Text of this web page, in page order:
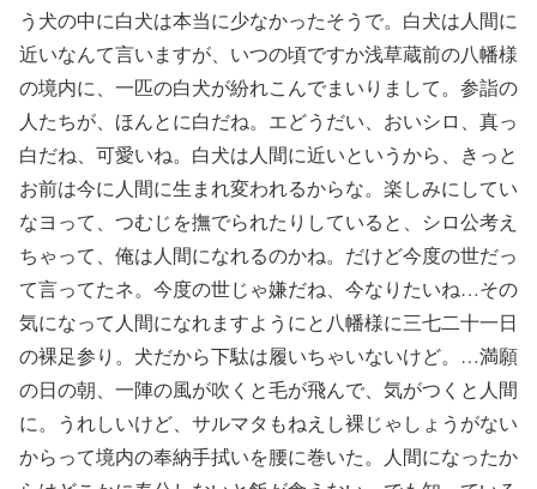
う犬の中に白犬は本当に少なかったそうで。白犬は人間に
近いなんて言いますが、いつの頃ですか浅草蔵前の八幡様
の境内に、一匹の白犬が紛れこんでまいりまして。参詣の
人たちが、ほんとに白だね。エどうだい、おいシロ、真っ
白だね、可愛いね。白犬は人間に近いというから、きっと
お前は今に人間に生まれ変われるからな。楽しみにしてい
なヨって、つむじを撫でられたりしていると、シロ公考え
ちゃって、俺は人間になれるのかね。だけど今度の世だっ
て言ってたネ。今度の世じゃ嫌だね、今なりたいね…その
気になって人間になれますようにと八幡様に三七二十一日
の裸足参り。犬だから下駄は履いちゃいないけど。…満願
の日の朝、一陣の風が吹くと毛が飛んで、気がつくと人間
に。うれしいけど、サルマタもねえし裸じゃしょうがない
からって境内の奉納手拭いを腰に巻いた。人間になったか